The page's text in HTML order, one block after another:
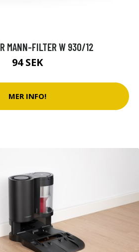
MANN-FILTER W 930/12
94 SEK
MER INFO!